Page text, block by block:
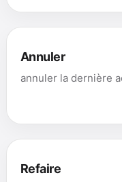
Annuler
annuler la dernière
Refaire